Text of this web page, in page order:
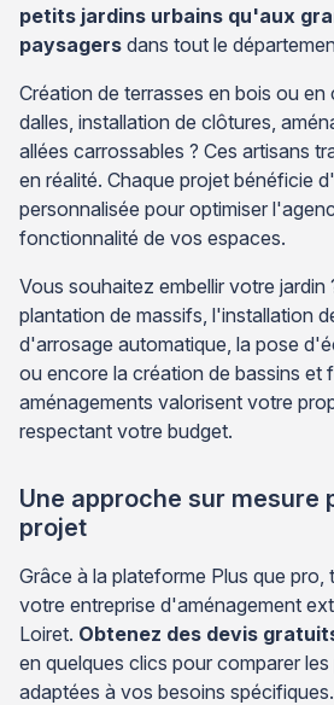
petits jardins urbains qu'aux
paysagers dans tout le
Création de terrasses en bois ou
dalles, installation de clôtures,
allées carrossables ? Ces artisans
en réalité. Chaque projet bénéficie
personnalisée pour optimiser
fonctionnalité de vos espaces.
Vous souhaitez embellir votre jardin
plantation de massifs, l'installation
d'arrosage automatique, la pose
ou encore la création de bassins et
aménagements valorisent votre
respectant votre budget.
Une approche sur mesure
projet
Grâce à la plateforme Plus que
votre entreprise d'aménagement
Loiret. Obtenez des devis
en quelques clics pour comparer
adaptées à vos besoins spécifiques.